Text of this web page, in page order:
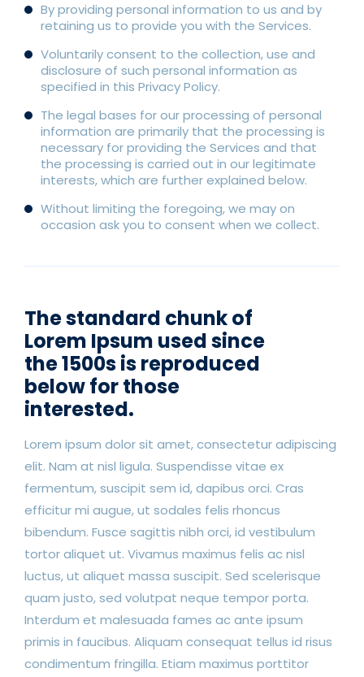
By providing personal information to us and by
retaining us to provide you with the Services.
Voluntarily consent to the collection, use and
disclosure of such personal information as
specified in this Privacy Policy.
The legal bases for our processing of personal
information are primarily that the processing is
necessary for providing the Services and that
the processing is carried out in our legitimate
interests, which are further explained below.
Without limiting the foregoing, we may on
occasion ask you to consent when we collect.
The standard chunk of
Lorem Ipsum used since
the 1500s is reproduced
below for those
interested.
Lorem ipsum dolor sit amet, consectetur adipiscing
elit. Nam at nisl ligula. Suspendisse vitae ex
fermentum, suscipit sem id, dapibus orci. Cras
efficitur mi augue, ut sodales felis rhoncus
bibendum. Fusce sagittis nibh orci, id vestibulum
tortor aliquet ut. Vivamus maximus felis ac nisl
luctus, ut aliquet massa suscipit. Sed scelerisque
quam justo, sed volutpat neque tempor porta.
Interdum et malesuada fames ac ante ipsum
primis in faucibus. Aliquam consequat tellus id risus
condimentum fringilla. Etiam maximus porttitor